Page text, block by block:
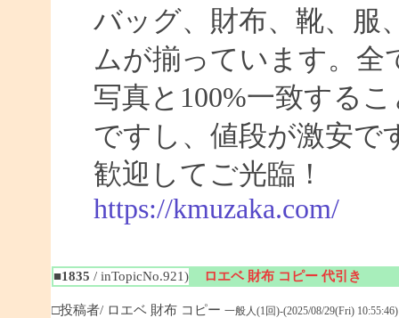
バッグ、財布、靴、服
ムが揃っています。全
写真と100%一致する
ですし、値段が激安で
歓迎してご光臨！
https://kmuzaka.com/
■1835 / inTopicNo.921) ロエベ 財布 コピー 代引き
□投稿者/ ロエベ 財布 コピー 一般人(1回)-(2025/08/29(Fri) 10:55:46)